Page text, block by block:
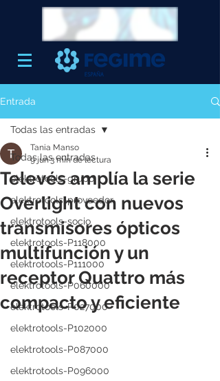
Entrada
Todas las entradas
elektrotools-grupo
elektrotools-proveedor
elektrotools-socio
elektrotools-P118000
elektrotools-P111000
elektrotools-P060000
elektrotools-P027000
elektrotools-P102000
elektrotools-P087000
elektrotools-P096000
Todas las entradas
Televés amplía la serie
Overlight con nuevos
transmisores ópticos
multifunción y un
receptor Quattro más
compacto y eficiente
Tania Manso
9 jun3 min de lectura